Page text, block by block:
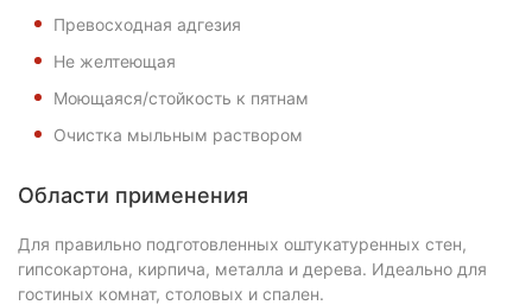
Превосходная адгезия
Не желтеющая
Моющаяся/стойкость к пятнам
Очистка мыльным раствором
Области применения
Для правильно подготовленных оштукатуренных стен,
гипсокартона, кирпича, металла и дерева. Идеально для
гостиных комнат, столовых и спален.